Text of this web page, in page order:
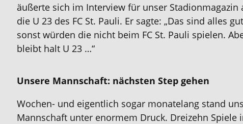
äußerte sich im Interview für unser Stadionmagazin
die U 23 des FC St. Pauli. Er sagte: „Das sind alles
sonst würden die nicht beim FC St. Pauli spielen.
bleibt halt U 23 …“
Unsere Mannschaft: nächsten Step gehen
Wochen- und eigentlich sogar monatelang stand
Mannschaft unter enormem Druck. Dreizehn Spiele